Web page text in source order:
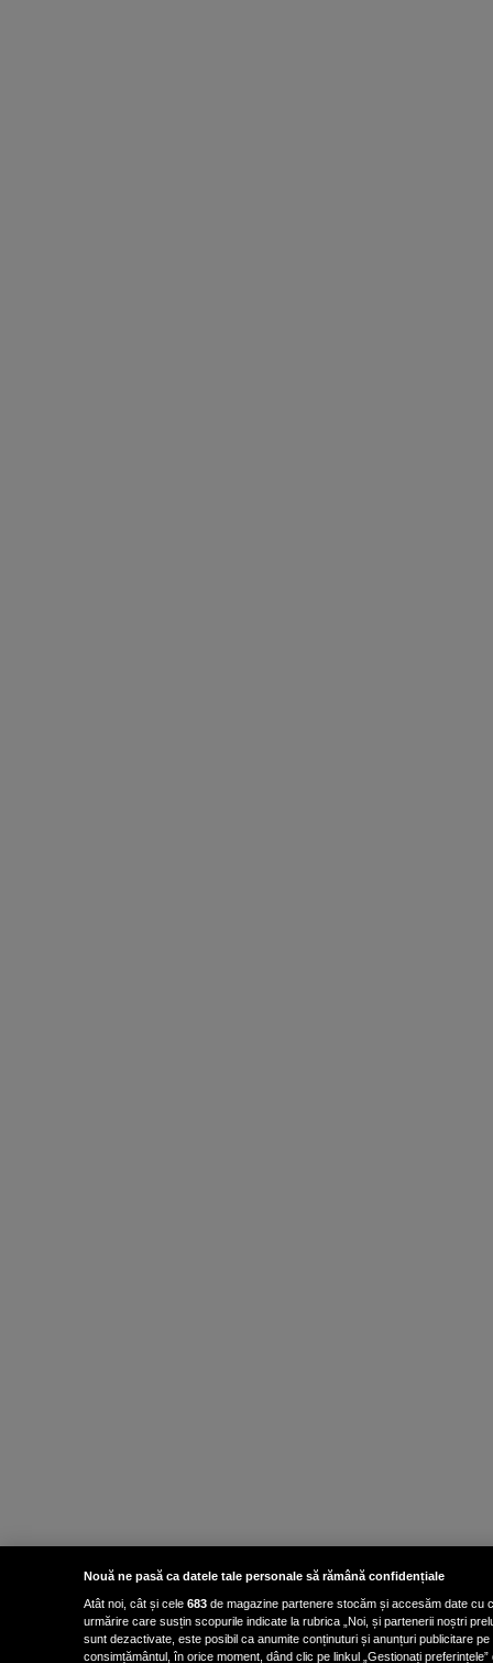
Nouă ne pasă ca datele tale personale să rămână confidențiale
Atât noi, cât și cele 683 de magazine partenere stocăm și accesăm date cu
urmărire care susțin scopurile indicate la rubrica „Noi, și partenerii noștri
sunt dezactivate, este posibil ca anumite conținuturi și anunțuri publicitare
consimțământul, în orice moment, dând clic pe linkul „Gestionați